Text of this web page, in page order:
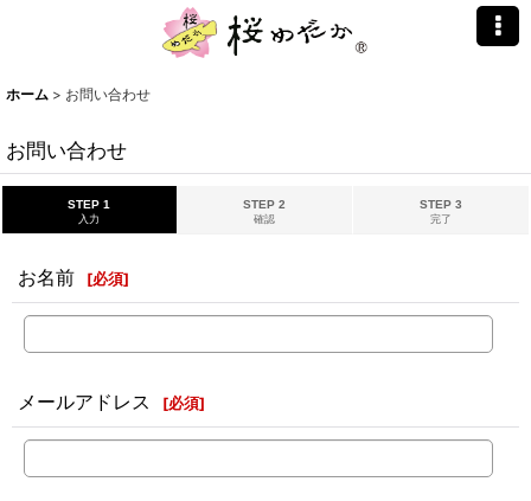
ホーム > お問い合わせ
お問い合わせ
STEP 1
入力
STEP 2
確認
STEP 3
完了
お名前 [必須]
メールアドレス [必須]